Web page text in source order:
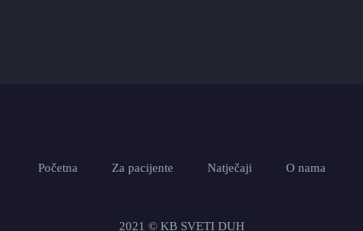
Početna Za pacijente Natječaji O nama
2021 © KB SVETI DUH